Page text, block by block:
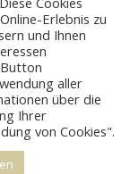
Erlebnis zu
und Ihnen
aller
über die
Ihrer
von Cookies".